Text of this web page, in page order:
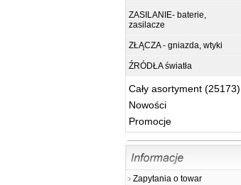
ZASILANIE- baterie,
zasilacze
ZŁĄCZA - gniazda, wtyki
ŹRÓDŁA światła
Cały asortyment (25173)
Nowości
Promocje
Zapytania o towar
49.00
79.00 zł